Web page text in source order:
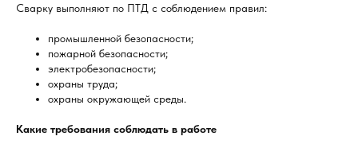
Сварку выполняют по ПТД с соблюдением правил:
промышленной безопасности;
пожарной безопасности;
электробезопасности;
охраны труда;
охраны окружающей среды.
Какие требования соблюдать в работе